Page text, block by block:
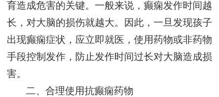
育造成危害的关键。一般来说，癫痫发作时间越
长，对大脑的损伤就越大。因此，一旦发现孩子
出现癫痫症状，应立即就医，使用药物或非药物
手段控制发作，防止发作时间过长对大脑造成损
害。
二、合理使用抗癫痫药物